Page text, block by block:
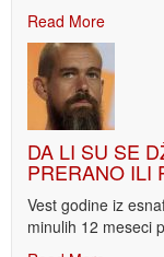
Read More
DA LI SU SE
PRERANO ILI
Vest godine iz
minulih 12 meseci